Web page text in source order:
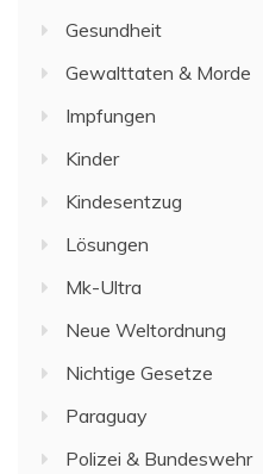
Gesundheit
Gewalttaten & Morde
Impfungen
Kinder
Kindesentzug
Lösungen
Mk-Ultra
Neue Weltordnung
Nichtige Gesetze
Paraguay
Polizei & Bundeswehr